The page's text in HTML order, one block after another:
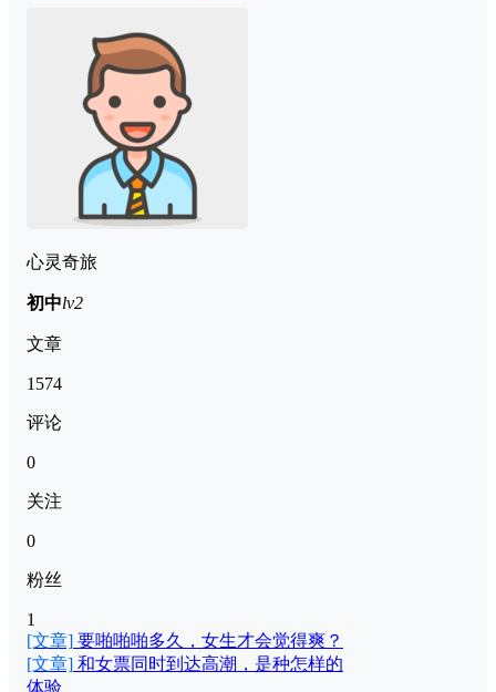
心灵奇旅
初中lv2
文章
1574
评论
0
关注
0
粉丝
1
[文章] 要啪啪啪多久，女生才会觉得爽？
[文章] 和女票同时到达高潮，是种怎样的
体验